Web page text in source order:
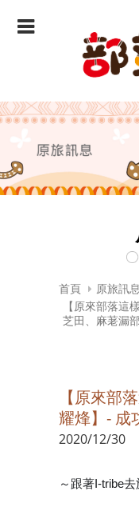
首頁
原旅訊息
【原來部落這
芝田、麻荖漏
【原來部
耀烽】- 成
2020/12/30
～跟著I-tribe